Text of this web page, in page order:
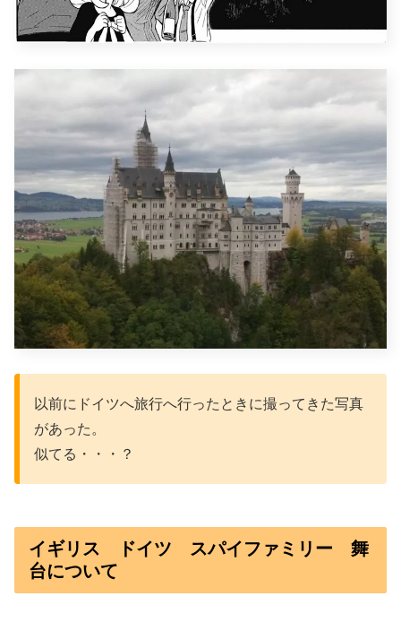
以前にドイツへ旅行へ行ったときに撮ってきた写真
があった。
似てる・・・？
イギリス ドイツ スパイファミリー 舞
台について